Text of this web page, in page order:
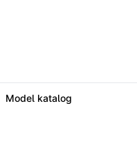
Model katalog